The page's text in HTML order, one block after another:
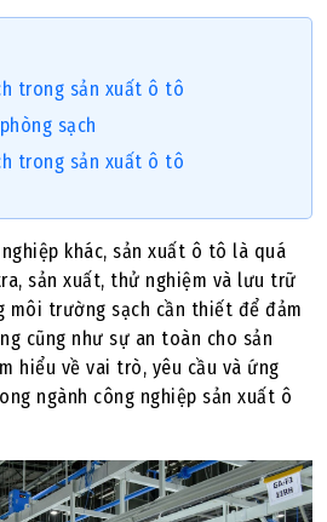
trong sản xuất ô tô
sạch
trong sản xuất ô tô
khác, sản xuất ô tô là quá
sản xuất, thử nghiệm và lưu trữ
môi trường sạch cần thiết để đảm
cũng như sự an toàn cho sản
hiểu về vai trò, yêu cầu và ứng
ngành công nghiệp sản xuất ô